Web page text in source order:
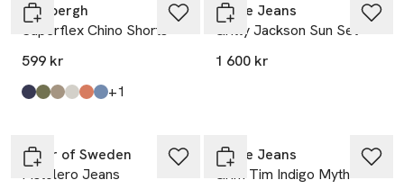
Lindbergh
Superflex Chino Shorts
599 kr
Produkten finns i färgerna:
Dk Blue,
Dk Army,
Sand,
White,
Dk Coral,
Dusty Blue, +1
Nudie Jeans
Gritty Jackson Sun Set
1 600 kr
Tiger of Sweden
Pistolero Jeans
Nudie Jeans
Grim Tim Indigo Myth